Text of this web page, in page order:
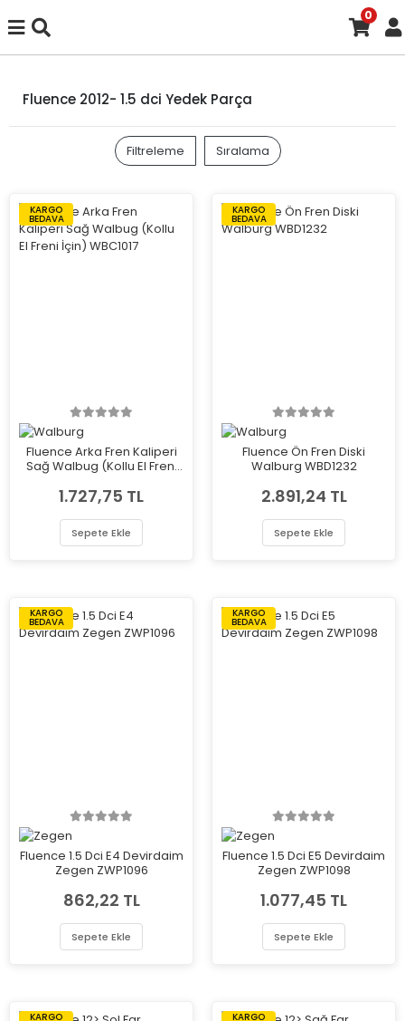
0
Fluence 2012- 1.5 dci Yedek Parça
Filtreleme Sıralama
KARGO
BEDAVA
Fluence Arka Fren Kaliperi
Sağ Walbug (Kollu El Freni
1.727,75 TL
Sepete Ekle
KARGO
BEDAVA
Fluence Ön Fren Diski
Walburg WBD1232
2.891,24 TL
Sepete Ekle
KARGO
BEDAVA
Fluence 1.5 Dci E4 Devirdaim
Zegen ZWP1096
862,22 TL
Sepete Ekle
KARGO
BEDAVA
Fluence 1.5 Dci E5 Devirdaim
Zegen ZWP1098
1.077,45 TL
Sepete Ekle
KARGO KARGO